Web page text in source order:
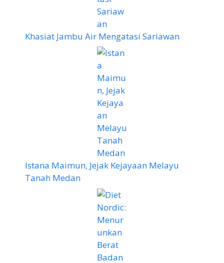
Khasiat Jambu Air Mengatasi Sariawan
Istana Maimun, Jejak Kejayaan Melayu
Tanah Medan